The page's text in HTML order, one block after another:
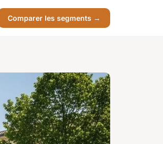
Comparer les segments →